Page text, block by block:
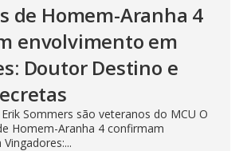
de Homem-Aranha 4
envolvimento em
Doutor Destino e
Sommers são veteranos do MCU O
Homem-Aranha 4 confirmam